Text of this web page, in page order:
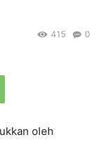
0
415
oleh